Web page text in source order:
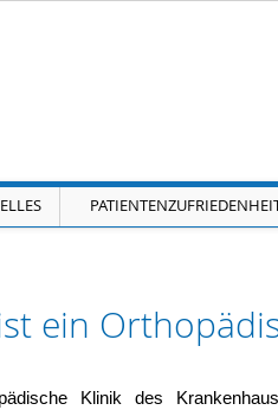
ein
Klinik des